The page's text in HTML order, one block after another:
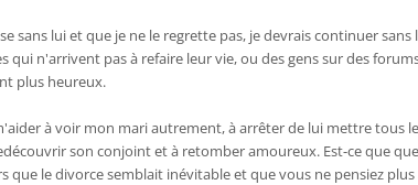
sans lui et que je ne le regrette pas, je devrais continuer sans
qui n'arrivent pas à refaire leur vie, ou des gens sur des
plus heureux.
à voir mon mari autrement, à arrêter de lui mettre tous
son conjoint et à retomber amoureux. Est-ce que
que le divorce semblait inévitable et que vous ne pensiez